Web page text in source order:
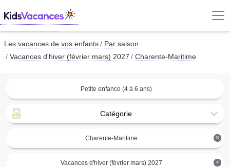
Les vacances de vos enfants
Par saison
Vacances d'hiver (février mars) 2027
Charente-Maritime
Petite enfance (4 à 6 ans)
Catégorie
×
Charente-Maritime
×
Vacances d'hiver (février mars) 2027